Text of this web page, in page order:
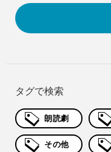
タグで検索
朗読劇
その他